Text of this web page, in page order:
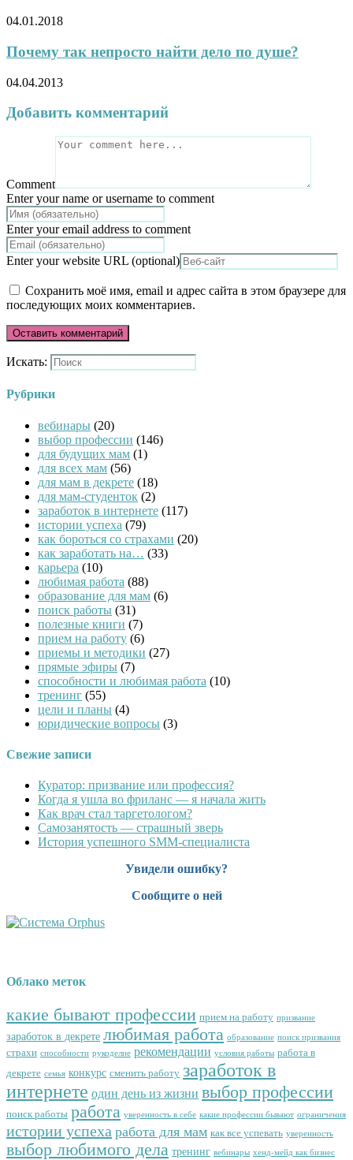
04.01.2018
Почему так непросто найти дело по душе?
04.04.2013
Добавить комментарий
Comment
Enter your name or username to comment
Enter your email address to comment
Enter your website URL (optional)
Сохранить моё имя, email и адрес сайта в этом браузере для
последующих моих комментариев.
Искать:
Рубрики
вебинары (20)
выбор профессии (146)
для будущих мам (1)
для всех мам (56)
для мам в декрете (18)
для мам-студенток (2)
заработок в интернете (117)
истории успеха (79)
как бороться со страхами (20)
как заработать на… (33)
карьера (10)
любимая работа (88)
образование для мам (6)
поиск работы (31)
полезные книги (7)
прием на работу (6)
приемы и методики (27)
прямые эфиры (7)
способности и любимая работа (10)
тренинг (55)
цели и планы (4)
юридические вопросы (3)
Свежие записи
Куратор: призвание или профессия?
Когда я ушла во фриланс — я начала жить
Как врач стал таргетологом?
Cамозанятость — страшный зверь
История успешного SMM-специалиста
Увидели ошибку?
Сообщите о ней
Облако меток
какие бывают профессии прием на работу призвание
заработок в декрете любимая работа образование поиск призвания
страхи способности рукоделие рекомендации условия работы работа в
декрете семья конкурс сменить работу заработок в
интернете один день из жизни выбор профессии
поиск работы работа уверенность в себе какие профессии бывают ограничения
истории успеха работа для мам как все успевать уверенность
выбор любимого дела тренинг вебинары хенд-мейд как бизнес